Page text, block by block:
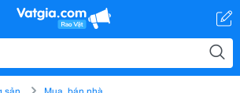
sản Mua, bán nhà